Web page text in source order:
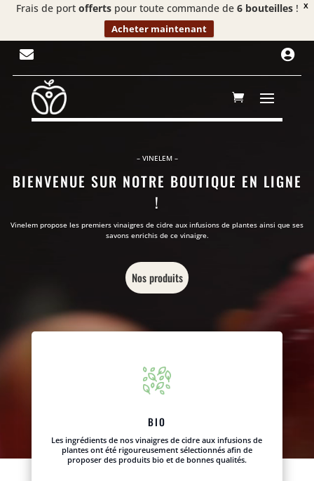
X
Frais de port offertspour toute commande de 6 bouteilles!
Acheter maintenant
Lecteur
vidéo
 
– VINELEM –
BIENVENUE SUR NOTRE BOUTIQUE EN LIGNE
!
Vinelem propose les premiers vinaigres de cidre aux infusions de plantes ainsi que ses
savons enrichis de ce vinaigre.
Nos produits
BIO
Les ingrédients de nos vinaigres de cidre aux infusions de
plantes ont été rigoureusement sélectionnés afin de
proposer des produits bio et de bonnes qualités.